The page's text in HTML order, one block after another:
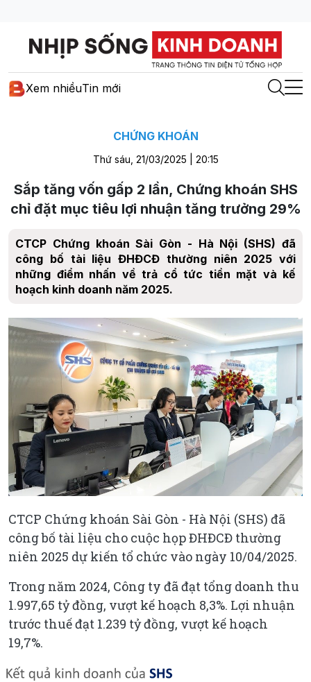
Xem nhiềuTin mới
CHỨNG KHOÁN
Thứ sáu, 21/03/2025 | 20:15
Sắp tăng vốn gấp 2 lần, Chứng khoán SHS
chỉ đặt mục tiêu lợi nhuận tăng trưởng 29%
CTCP Chứng khoán Sài Gòn - Hà Nội (SHS) đã
công bố tài liệu ĐHĐCĐ thường niên 2025 với
những điểm nhấn về trả cổ tức tiền mặt và kế
hoạch kinh doanh năm 2025.
CTCP Chứng khoán Sài Gòn - Hà Nội (SHS) đã
công bố tài liệu cho cuộc họp ĐHĐCĐ thường
niên 2025 dự kiến tổ chức vào ngày 10/04/2025.
Trong năm 2024, Công ty đã đạt tổng doanh thu
1.997,65 tỷ đồng, vượt kế hoạch 8,3%. Lợi nhuận
trước thuế đạt 1.239 tỷ đồng, vượt kế hoạch
19,7%.